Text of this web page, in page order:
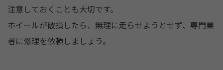
注意しておくことも大切です。
ホイールが破損したら、無理に走らせようとせず、専門業
者に修理を依頼しましょう。